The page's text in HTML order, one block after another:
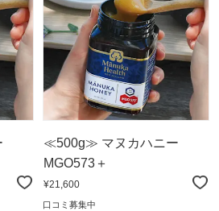
≪500g≫ マヌカハニー
MGO573＋
¥21,600
口コミ募集中